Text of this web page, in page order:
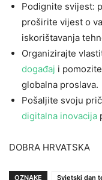
Podignite svijest:
proširite vijest o
iskorištavanja
Organizirajte
događaj i
globalna proslava.
Pošaljite svoju
digitalna inovacija
DOBRA HRVATSKA
OZNAKE
Svjetski dan